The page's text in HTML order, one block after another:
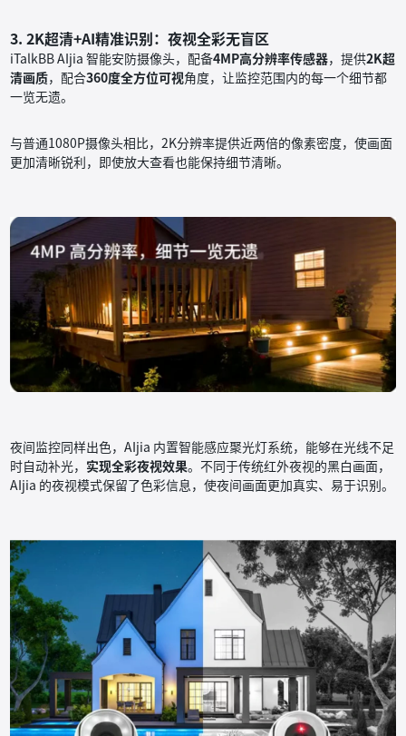
3. 2K超清+AI精准识别：夜视全彩无盲区
iTalkBB AIjia 智能安防摄像头，配备4MP高分辨率传感器，提供2K超
清画质，配合360度全方位可视角度，让监控范围内的每一个细节都
一览无遗。
与普通1080P摄像头相比，2K分辨率提供近两倍的像素密度，使画面
更加清晰锐利，即使放大查看也能保持细节清晰。
夜间监控同样出色，AIjia 内置智能感应聚光灯系统，能够在光线不足
时自动补光， 实现全彩夜视效果。不同于传统红外夜视的黑白画面，
AIjia 的夜视模式保留了色彩信息，使夜间画面更加真实、易于识别。